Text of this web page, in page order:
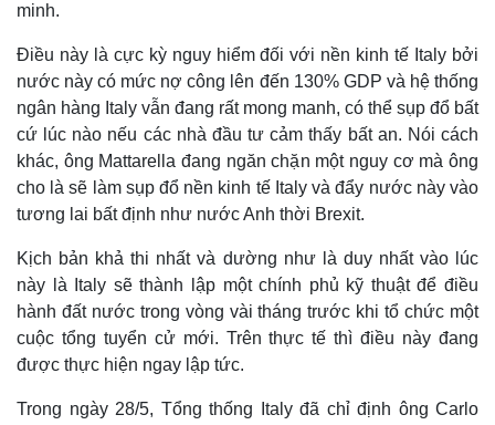
Thế giới
Quan sát
Cuộc sống đó đây
Multimedia
Video
Ảnh
E-Magazine
minh.
Điều này là cực kỳ nguy hiểm đối với nền kinh tế Italy bởi
nước này có mức nợ công lên đến 130% GDP và hệ thống
ngân hàng Italy vẫn đang rất mong manh, có thể sụp đổ bất
cứ lúc nào nếu các nhà đầu tư cảm thấy bất an. Nói cách
khác, ông Mattarella đang ngăn chặn một nguy cơ mà ông
cho là sẽ làm sụp đổ nền kinh tế Italy và đẩy nước này vào
tương lai bất định như nước Anh thời Brexit.
Kịch bản khả thi nhất và dường như là duy nhất vào lúc
này là Italy sẽ thành lập một chính phủ kỹ thuật để điều
hành đất nước trong vòng vài tháng trước khi tổ chức một
cuộc tổng tuyển cử mới. Trên thực tế thì điều này đang
được thực hiện ngay lập tức.
Trong ngày 28/5, Tổng thống Italy đã chỉ định ông Carlo